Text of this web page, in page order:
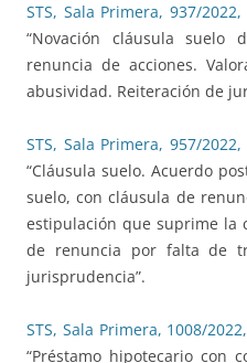
STS, Sala Primera, 937/
“Novación cláusula suelo
renuncia de acciones.
abusividad. Reiteración de
STS, Sala Primera, 957/
“Cláusula suelo. Acuerdo
suelo, con cláusula de
estipulación que suprime la
de renuncia por falta de
jurisprudencia”.
STS, Sala Primera, 1008/
“Préstamo hipotecario con